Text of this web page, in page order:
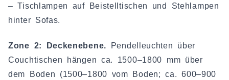
– Tischlampen auf Beistelltischen und Stehlampen
hinter Sofas.
Zone 2: Deckenebene. Pendelleuchten über
Couchtischen hängen ca. 1500–1800 mm über
dem Boden (1500–1800 vom Boden; ca. 600–900